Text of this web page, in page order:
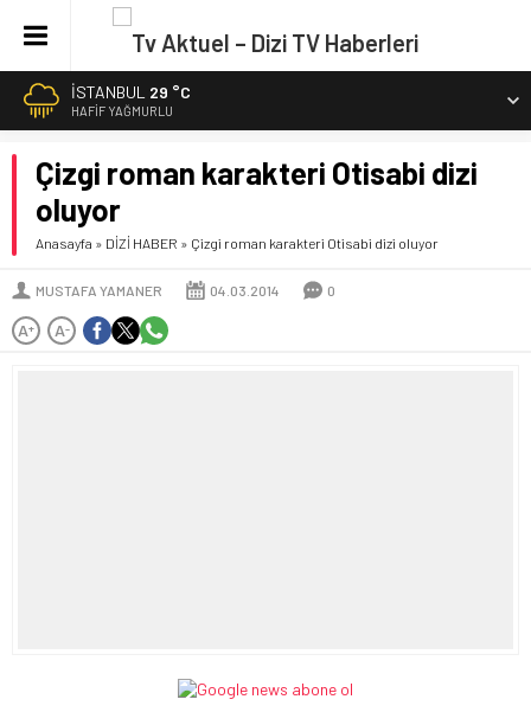
İSTANBUL 29 °C
HAFIF YAĞMURLU
Çizgi roman karakteri Otisabi dizi
oluyor
Anasayfa » DİZİ HABER » Çizgi roman karakteri Otisabi dizi oluyor
MUSTAFA YAMANER 04.03.2014 0
A+ A-